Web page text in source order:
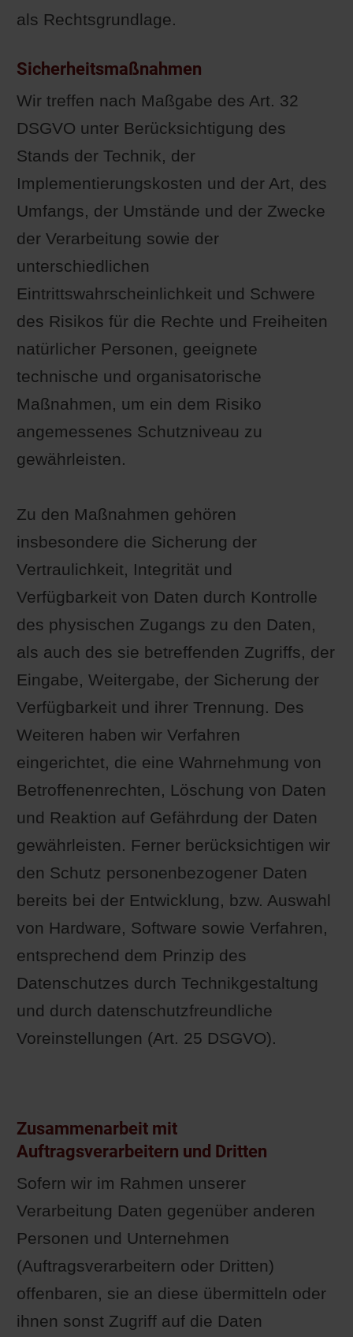
als Rechtsgrundlage.
Sicherheitsmaßnahmen
Wir treffen nach Maßgabe des Art. 32
DSGVO unter Berücksichtigung des
Stands der Technik, der
Implementierungskosten und der Art, des
Umfangs, der Umstände und der Zwecke
der Verarbeitung sowie der
unterschiedlichen
Eintrittswahrscheinlichkeit und Schwere
des Risikos für die Rechte und Freiheiten
natürlicher Personen, geeignete
technische und organisatorische
Maßnahmen, um ein dem Risiko
angemessenes Schutzniveau zu
gewährleisten.
Zu den Maßnahmen gehören
insbesondere die Sicherung der
Vertraulichkeit, Integrität und
Verfügbarkeit von Daten durch Kontrolle
des physischen Zugangs zu den Daten,
als auch des sie betreffenden Zugriffs, der
Eingabe, Weitergabe, der Sicherung der
Verfügbarkeit und ihrer Trennung. Des
Weiteren haben wir Verfahren
eingerichtet, die eine Wahrnehmung von
Betroffenenrechten, Löschung von Daten
und Reaktion auf Gefährdung der Daten
gewährleisten. Ferner berücksichtigen wir
den Schutz personenbezogener Daten
bereits bei der Entwicklung, bzw. Auswahl
von Hardware, Software sowie Verfahren,
entsprechend dem Prinzip des
Datenschutzes durch Technikgestaltung
und durch datenschutzfreundliche
Voreinstellungen (Art. 25 DSGVO).
Zusammenarbeit mit
Auftragsverarbeitern und Dritten
Sofern wir im Rahmen unserer
Verarbeitung Daten gegenüber anderen
Personen und Unternehmen
(Auftragsverarbeitern oder Dritten)
offenbaren, sie an diese übermitteln oder
ihnen sonst Zugriff auf die Daten